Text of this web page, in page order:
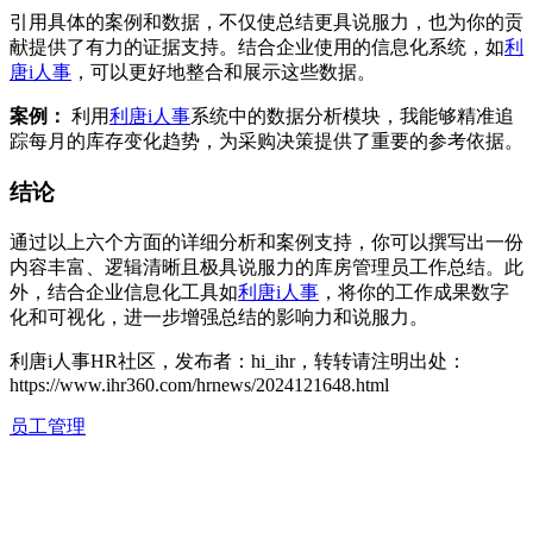
引用具体的案例和数据，不仅使总结更具说服力，也为你的贡
献提供了有力的证据支持。结合企业使用的信息化系统，如利
唐i人事 ，可以更好地整合和展示这些数据。
案例： 利用利唐i人事系统中的数据分析模块，我能够精准追
踪每月的库存变化趋势，为采购决策提供了重要的参考依据。
结论
通过以上六个方面的详细分析和案例支持，你可以撰写出一份
内容丰富、逻辑清晰且极具说服力的库房管理员工作总结。此
外，结合企业信息化工具如利唐i人事 ，将你的工作成果数字
化和可视化，进一步增强总结的影响力和说服力。
利唐i人事HR社区，发布者：hi_ihr，转转请注明出处：
https://www.ihr360.com/hrnews/2024121648.html
员工管理